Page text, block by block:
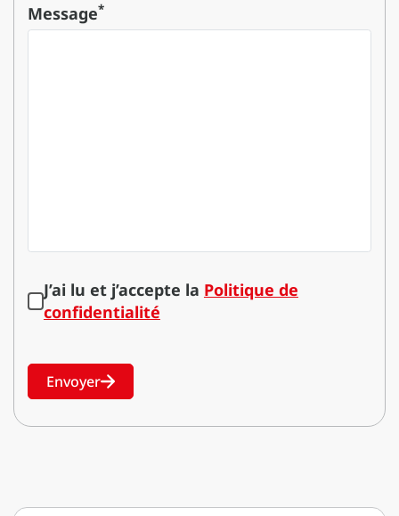
Message*
J’ai lu et j’accepte la Politique de
confidentialité
Envoyer